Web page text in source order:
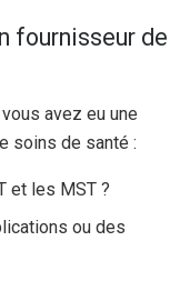
fournisseur de
avez eu une
soins de santé :
et les MST ?
ou des